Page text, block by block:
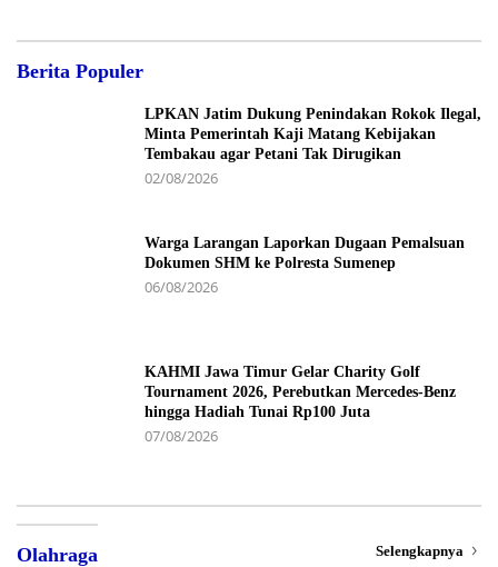
Berita Populer
LPKAN Jatim Dukung Penindakan Rokok Ilegal,
Minta Pemerintah Kaji Matang Kebijakan
Tembakau agar Petani Tak Dirugikan
02/08/2026
Warga Larangan Laporkan Dugaan Pemalsuan
Dokumen SHM ke Polresta Sumenep
06/08/2026
KAHMI Jawa Timur Gelar Charity Golf
Tournament 2026, Perebutkan Mercedes-Benz
hingga Hadiah Tunai Rp100 Juta
07/08/2026
Olahraga Selengkapnya